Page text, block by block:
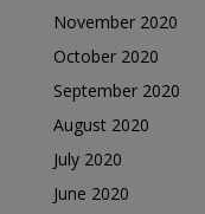
November 2020
October 2020
September 2020
August 2020
July 2020
June 2020